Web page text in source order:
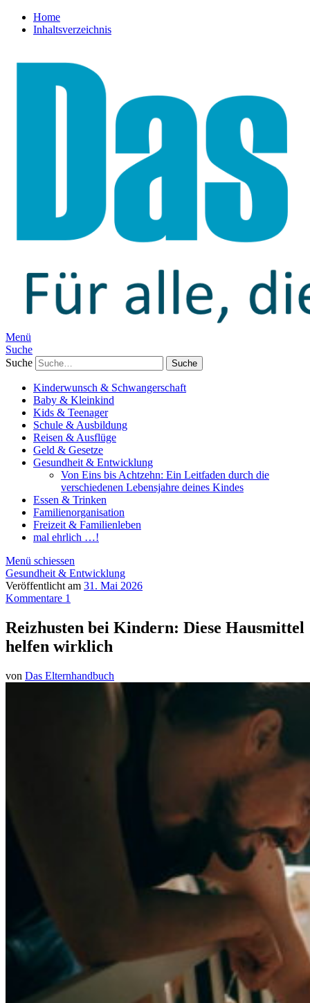
Home
Inhaltsverzeichnis
Menü
Suche
Suche
Kinderwunsch & Schwangerschaft
Baby & Kleinkind
Kids & Teenager
Schule & Ausbildung
Reisen & Ausflüge
Geld & Gesetze
Gesundheit & Entwicklung
Von Eins bis Achtzehn: Ein Leitfaden durch die
verschiedenen Lebensjahre deines Kindes
Essen & Trinken
Familienorganisation
Freizeit & Familienleben
mal ehrlich …!
Menü schiessen
Gesundheit & Entwicklung
Veröffentlicht am 31. Mai 2026
Kommentare 1
Reizhusten bei Kindern: Diese Hausmittel
helfen wirklich
von Das Elternhandbuch